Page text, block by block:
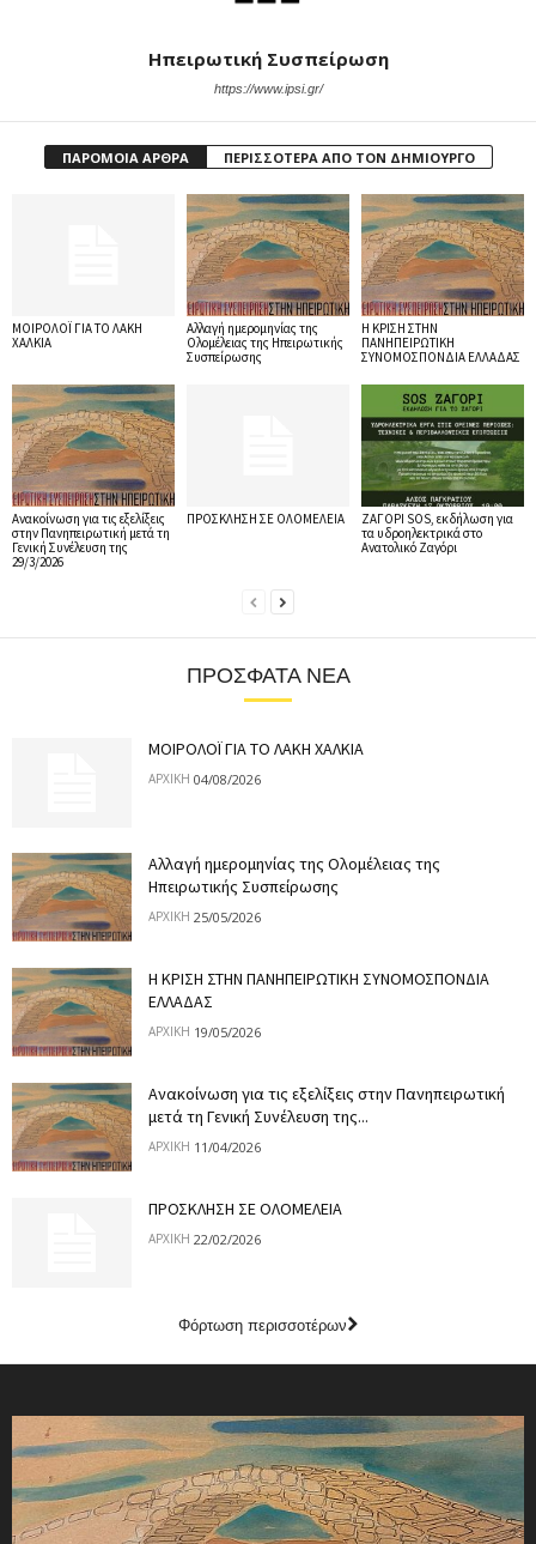
Ηπειρωτική Συσπείρωση
https://www.ipsi.gr/
ΠΑΡΟΜΟΙΑ ΑΡΘΡΑ ΠΕΡΙΣΣΟΤΕΡΑ ΑΠΟ ΤΟΝ ΔΗΜΙΟΥΡΓΟ
ΜΟΙΡΟΛΟΪ ΓΙΑ ΤΟ ΛΑΚΗ
ΧΑΛΚΙΑ
Αλλαγή ημερομηνίας της
Ολομέλειας της Ηπειρωτικής
Συσπείρωσης
Η ΚΡΙΣΗ ΣΤΗΝ
ΠΑΝΗΠΕΙΡΩΤΙΚΗ
ΣΥΝΟΜΟΣΠΟΝΔΙΑ ΕΛΛΑΔΑΣ
Ανακοίνωση για τις εξελίξεις
στην Πανηπειρωτική μετά τη
Γενική Συνέλευση της
29/3/2026
ΠΡΟΣΚΛΗΣΗ ΣΕ ΟΛΟΜΕΛΕΙΑ
ΖΑΓΟΡΙ SOS, εκδήλωση για
τα υδροηλεκτρικά στο
Ανατολικό Ζαγόρι
ΠΡΌΣΦΑΤΑ ΝΈΑ
ΜΟΙΡΟΛΟΪ ΓΙΑ ΤΟ ΛΑΚΗ ΧΑΛΚΙΑ
ΑΡΧΙΚΉ 04/08/2026
Αλλαγή ημερομηνίας της Ολομέλειας της
Ηπειρωτικής Συσπείρωσης
ΑΡΧΙΚΉ 25/05/2026
Η ΚΡΙΣΗ ΣΤΗΝ ΠΑΝΗΠΕΙΡΩΤΙΚΗ ΣΥΝΟΜΟΣΠΟΝΔΙΑ
ΕΛΛΑΔΑΣ
ΑΡΧΙΚΉ 19/05/2026
Ανακοίνωση για τις εξελίξεις στην Πανηπειρωτική
μετά τη Γενική Συνέλευση της...
ΑΡΧΙΚΉ 11/04/2026
ΠΡΟΣΚΛΗΣΗ ΣΕ ΟΛΟΜΕΛΕΙΑ
ΑΡΧΙΚΉ 22/02/2026
Φόρτωση περισσοτέρων